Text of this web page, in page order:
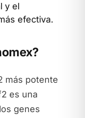
y el
efectiva.
más potente
es una
genes